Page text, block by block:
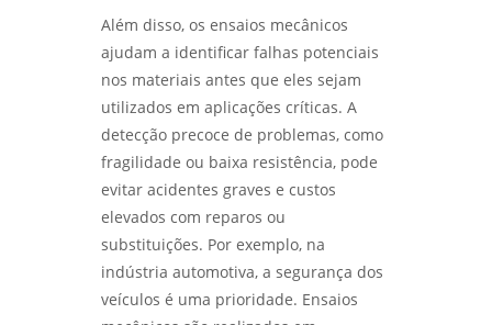
COMO REALIZAR O ENSAIO DE CORROSÃO POR
PITE DE FORMA EFICIENTE - LABMETAL
IDENTIFIQUE PROBLEMAS COMUNS NA
ANÁLISE DE FALHAS EM ENGRENAGENS EM SP
ANÁLISE DE FALHAS EM ROLAMENTOS EM SP:
SOLUÇÕES E MELHORES PRÁTICAS - LABMETAL
ANÁLISE DE FALHAS EM ENGRENAGENS:
IDENTIFIQUE PROBLEMAS ANTES QUE
ACONTEÇAM - LABMETAL
ensaio de corrosão acelerada
ensaio de corrosão acelerada em sp
ensaio de corrosão acelerada em são
paulo
ensaio de corrosão intergranular
ensaio de corrosão intergranular em são
paulo
ensaio de corrosão por pite
Além disso, os ensaios mecânicos
ajudam a identificar falhas potenciais
nos materiais antes que eles sejam
utilizados em aplicações críticas. A
detecção precoce de problemas, como
fragilidade ou baixa resistência, pode
evitar acidentes graves e custos
elevados com reparos ou
substituições. Por exemplo, na
indústria automotiva, a segurança dos
veículos é uma prioridade. Ensaios